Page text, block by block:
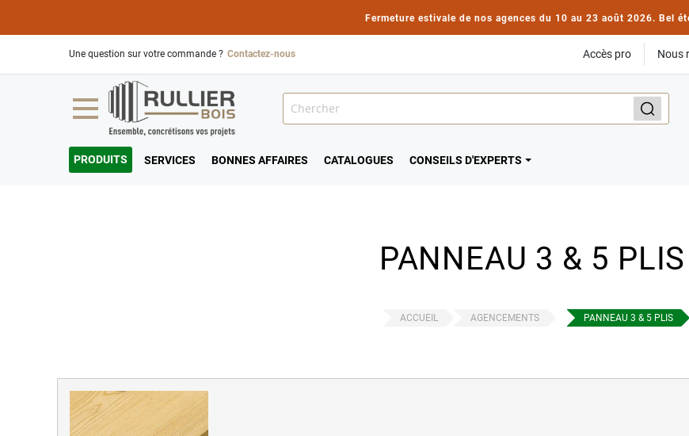
Fermeture estivale de nos agences du 10 au 23 août 2026. Bel
Une question sur votre commande ? Contactez-nous Accès pro Nous
PRODUITS SERVICES BONNES AFFAIRES CATALOGUES CONSEILS D'EXPERTS
PANNEAU 3 & 5 PLIS
ACCUEIL AGENCEMENTS PANNEAU 3 & 5 PLIS